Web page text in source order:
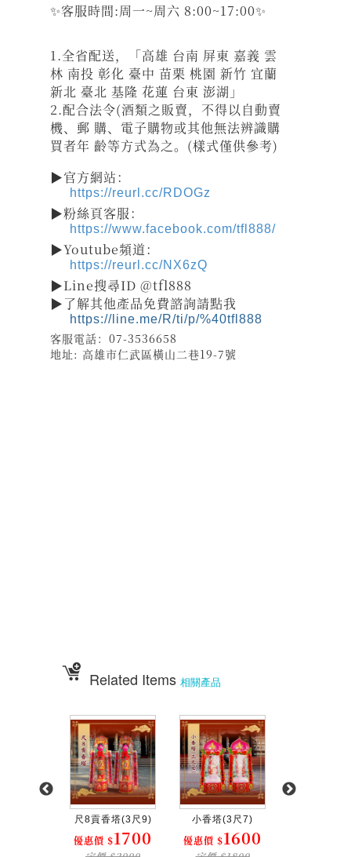
✨客服時間:周一~周六 8:00~17:00✨
1.全省配送，「高雄 台南 屏東 嘉義 雲
林 南投 彰化 臺中 苗栗 桃園 新竹 宜蘭
新北 臺北 基隆 花蓮 台東 澎湖」
2.配合法令(酒類之販賣，不得以自動賣
機、郵 購、電子購物或其他無法辨識購
買者年 齡等方式為之。(樣式僅供參考)
▶官方網站：
https://reurl.cc/RDOGz
▶粉絲頁客服：
https://www.facebook.com/tfl888/
▶Youtube頻道：
https://reurl.cc/NX6zQ
▶Line搜尋ID @tfl888
▶了解其他產品免費諮詢請點我
https://line.me/R/ti/p/%40tfl888
客服電話：07-3536658
地址: 高雄市仁武區橫山二巷19-7號
Related Items 相關產品
尺8貢香塔(3尺9)
優惠價 $1700
小香塔(3尺7)
優惠價 $1600